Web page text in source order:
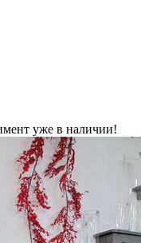
уже в наличии!